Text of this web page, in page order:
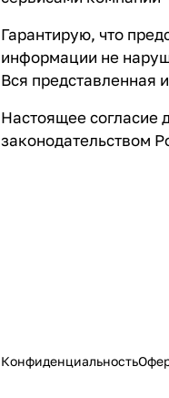
Гарантирую, что
информации не
Вся представленная
Настоящее согласие
законодательством
Конфиденциальность